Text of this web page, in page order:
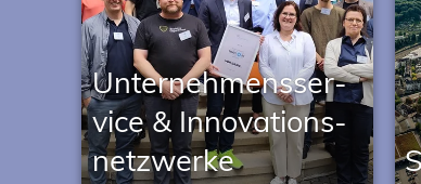
Unter­neh­mens­ser­
vice & Inno­va­ti­ons­
netz­werke